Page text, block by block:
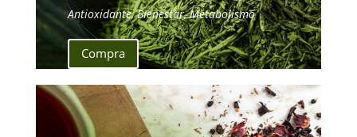
Antioxidante, Bienestar, Metabolismo
Compra